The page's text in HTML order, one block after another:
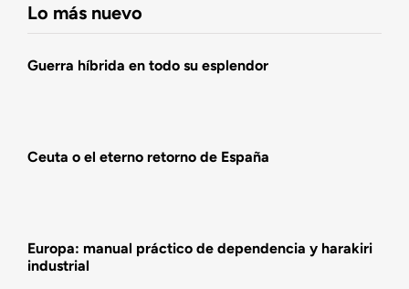
Lo más nuevo
Guerra híbrida en todo su esplendor
Ceuta o el eterno retorno de España
Europa: manual práctico de dependencia y harakiri
industrial